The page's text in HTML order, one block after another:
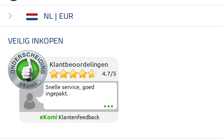
NL | EUR
VEILIG INKOPEN
Klantbeoordelingen
4.7/5
Snelle service, goed
ingepakt.
eKomi Klantenfeedback